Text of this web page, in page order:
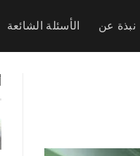
نبذة عن الأسئلة الشائعة